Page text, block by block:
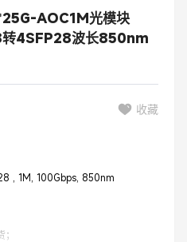
AOC1M光模块
4SFP28波长850nm
收藏
, 1M, 100Gbps, 850nm